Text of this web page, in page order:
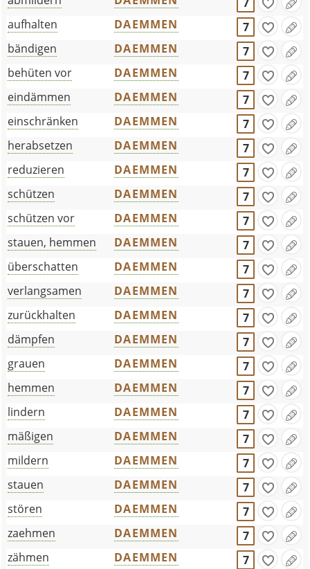
aufhalten
DAEMMEN
7
bändigen
DAEMMEN
7
behüten vor
DAEMMEN
7
eindämmen
DAEMMEN
7
einschränken
DAEMMEN
7
herabsetzen
DAEMMEN
7
reduzieren
DAEMMEN
7
schützen
DAEMMEN
7
schützen vor
DAEMMEN
7
stauen, hemmen
DAEMMEN
7
überschatten
DAEMMEN
7
verlangsamen
DAEMMEN
7
zurückhalten
DAEMMEN
7
dämpfen
DAEMMEN
7
grauen
DAEMMEN
7
hemmen
DAEMMEN
7
lindern
DAEMMEN
7
mäßigen
DAEMMEN
7
mildern
DAEMMEN
7
stauen
DAEMMEN
7
stören
DAEMMEN
7
zaehmen
DAEMMEN
7
zähmen
DAEMMEN
7